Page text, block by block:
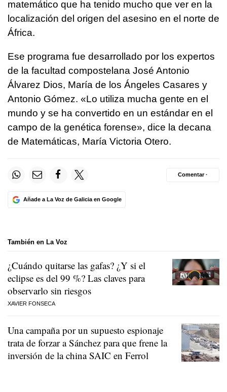
matemático que ha tenido mucho que ver en la
localización del origen del asesino en el norte de
África.
Ese programa fue desarrollado por los expertos
de la facultad compostelana José Antonio
Álvarez Dios, María de los Ángeles Casares y
Antonio Gómez. «Lo utiliza mucha gente en el
mundo y se ha convertido en un estándar en el
campo de la genética forense», dice la decana
de Matemáticas, María Victoria Otero.
Añade a La Voz de Galicia en Google
Comentar ·
También en La Voz
¿Cuándo quitarse las gafas? ¿Y si el
eclipse es del 99 %? Las claves para
observarlo sin riesgos
XAVIER FONSECA
Una campaña por un supuesto espionaje
trata de forzar a Sánchez para que frene la
inversión de la china SAIC en Ferrol